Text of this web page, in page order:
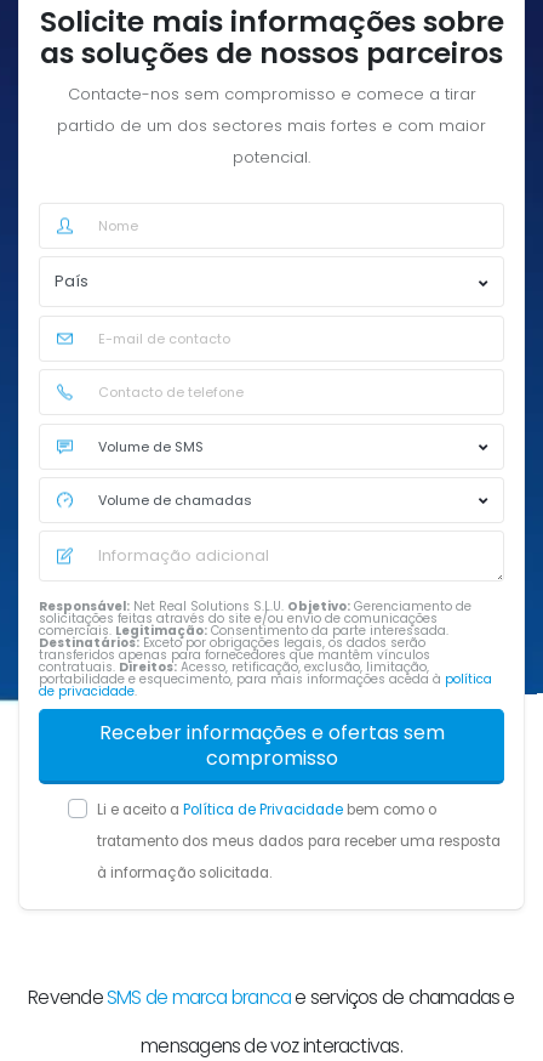
Solicite mais informações sobre
as soluções de nossos parceiros
Contacte-nos sem compromisso e comece a tirar
partido de um dos sectores mais fortes e com maior
potencial.
Responsável: Net Real Solutions S.L.U. Objetivo: Gerenciamento de
solicitações feitas através do site e/ou envio de comunicações
comerciais. Legitimação: Consentimento da parte interessada.
Destinatários: Exceto por obrigações legais, os dados serão
transferidos apenas para fornecedores que mantêm vínculos
contratuais. Direitos: Acesso, retificação, exclusão, limitação,
portabilidade e esquecimento, para mais informações aceda à política
de privacidade.
Receber informações e ofertas sem
compromisso
Li e aceito a Política de Privacidade bem como o
tratamento dos meus dados para receber uma resposta
à informação solicitada.
RevendeSMS de marca brancae serviços de chamadas e
mensagens de voz interactivas.